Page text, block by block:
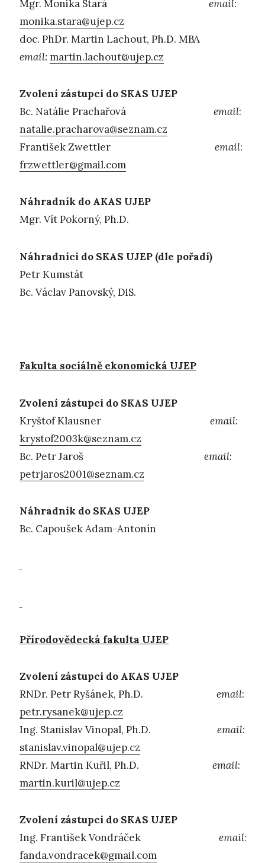
Mgr. Monika Stará email:
monika.stara@ujep.cz
doc. PhDr. Martin Lachout, Ph.D. MBA
email: martin.lachout@ujep.cz
Zvolení zástupci do SKAS UJEP
Bc. Natálie Prachařová email:
natalie.pracharova@seznam.cz
František Zwettler
email:
frzwettler@gmail.com
Náhradník do AKAS UJEP
Mgr. Vít Pokorný, Ph.D.
Náhradníci do SKAS UJEP (dle pořadí)
Petr Kumstát
Bc. Václav Panovský, DiS.
Fakulta sociálně ekonomická UJEP
Zvolení zástupci do SKAS UJEP
Kryštof Klausner email:
krystof2003k@seznam.cz
Bc. Petr Jaroš email:
petrjaros2001@seznam.cz
Náhradník do SKAS UJEP
Bc. Capoušek Adam-Antonín
Přírodovědecká fakulta UJEP
Zvolení zástupci do AKAS UJEP
RNDr. Petr Ryšánek, Ph.D. email:
petr.rysanek@ujep.cz
Ing. Stanislav Vinopal, Ph.D. email:
stanislav.vinopal@ujep.cz
RNDr. Martin Kuřil, Ph.D. email:
martin.kuril@ujep.cz
Zvolení zástupci do SKAS UJEP
Ing. František Vondráček email:
fanda.vondracek@gmail.com